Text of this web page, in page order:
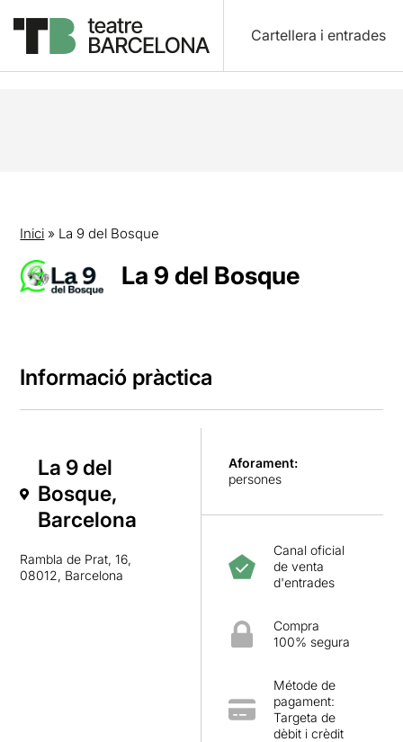
Cartellera i entrades
Inici » La 9 del Bosque
La 9 del Bosque
Informació pràctica
La 9 del
Bosque,
Barcelona
Rambla de Prat, 16,
08012, Barcelona
Aforament:
persones
Canal oficial
de venta
d'entrades
Compra
100% segura
Métode de
pagament:
Targeta de
dèbit i crèdit